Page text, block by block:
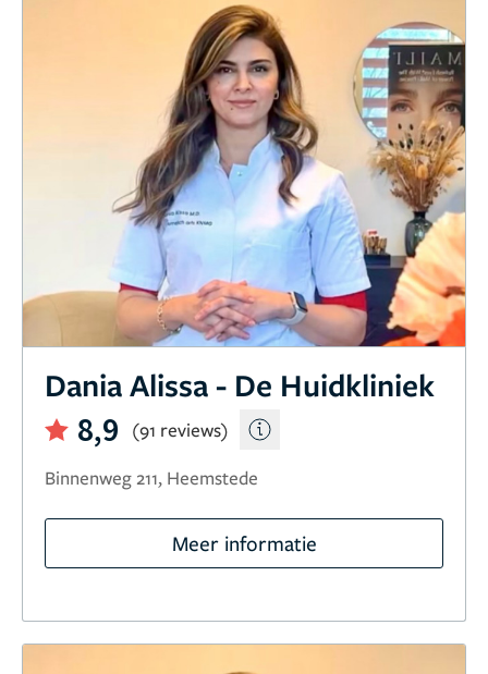
Dania Alissa - De Huidkliniek
8,9
(91 reviews)
Binnenweg 211, Heemstede
Meer informatie